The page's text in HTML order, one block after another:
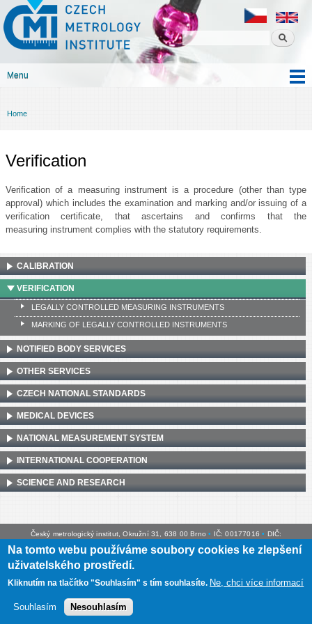
content
Czech
metrology
institute
Menu
You are here
Home
Verification
Verification of a measuring instrument is a procedure (other than type
approval) which includes the examination and marking and/or issuing of a
verification certificate, that ascertains and confirms that the
measuring instrument complies with the statutory requirements.
CALIBRATION
VERIFICATION
LEGALLY CONTROLLED MEASURING INSTRUMENTS
MARKING OF LEGALLY CONTROLLED INSTRUMENTS
NOTIFIED BODY SERVICES
OTHER SERVICES
CZECH NATIONAL STANDARDS
MEDICAL DEVICES
NATIONAL MEASUREMENT SYSTEM
INTERNATIONAL COOPERATION
SCIENCE AND RESEARCH
Český metrologický institut, Okružní 31, 638 00 Brno • IČ: 00177016 • DIČ:
CZ00177016
Mapa webu•
Na tomto webu používáme soubory cookies ke zlepšení
uživatelského prostředí.
Kliknutím na tlačítko "Souhlasím" s tím souhlasíte. Ne, chci více informací
Souhlasím Nesouhlasím